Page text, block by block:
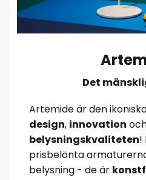
Det
Artemide är den
design, innovation
belysningskvaliteten!
prisbelönta
belysning - de är